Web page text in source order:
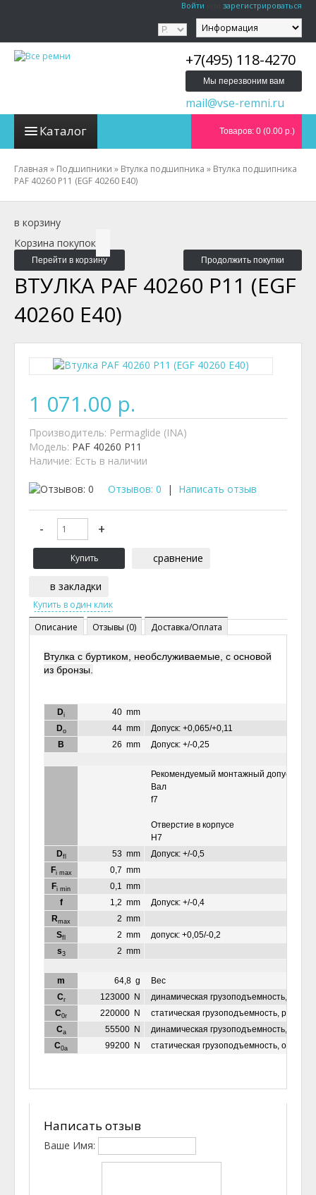
Войти зарегистрироваться
+7(495) 118-4270
Мы перезвоним вам
mail@vse-remni.ru
Каталог Товаров: 0 (0.00 р.)
Главная » Подшипники » Втулка подшипника » Втулка подшипника
PAF 40260 P11 (EGF 40260 E40)
в корзину
Корзина покупок
Перейти в корзину Продолжить покупки
ВТУЛКА PAF 40260 P11 (EGF
40260 E40)
1 071.00 р.
Производитель: Permaglide (INA)
Модель: PAF 40260 P11
Наличие: Есть в наличии
Отзывов: 0 | Написать отзыв
сравнение
в закладки
Описание Отзывы (0) Доставка/Оплата
Втулка с буртиком, необслуживаемые, с основой
из бронзы.
Di 40 mm
Do 44 mm
Допуск: +0,065/+0,11
B
26 mm Допуск: +/-0,25
Рекомендуемый монтажный допуск:
Вал
f7
Отверстие в корпусе
Н7
Dfl 53 mm
Допуск: +/-0,5
Fi max 0,7 mm
Fi min 0,1 mm
f
1,2 mm
Допуск: +/-0,4
Rmax 2 mm
Sfl 2 mm
допуск: +0,05/-0,2
s3 2 mm
m 64,8 g
Вес
Cr 123000 N
динамическая грузоподъемность,
C0r 220000 N
статическая грузоподъемность,
Ca 55500 N
динамическая грузоподъемность,
C0a 99200 N статическая грузоподъемность, осевая
Написать отзыв
Ваше Имя: